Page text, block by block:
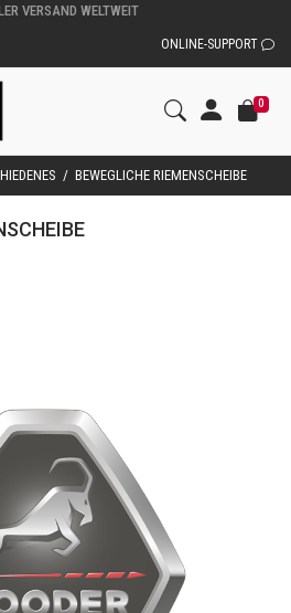
UND ERSATZTEILE VON QOODER
ONLINE-SUPPORT
0
/ BEWEGLICHE RIEMENSCHEIBE